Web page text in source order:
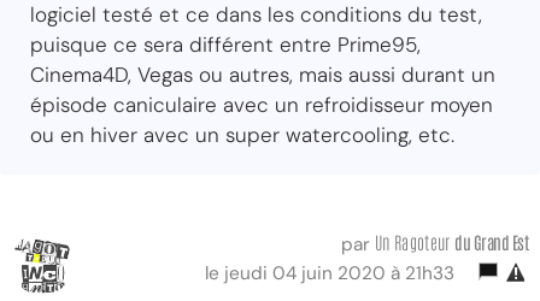
logiciel testé et ce dans les conditions du test,
puisque ce sera différent entre Prime95,
Cinema4D, Vegas ou autres, mais aussi durant un
épisode caniculaire avec un refroidisseur moyen
ou en hiver avec un super watercooling, etc.
par Un Ragoteur du Grand Est
le jeudi 04 juin 2020 à 21h33